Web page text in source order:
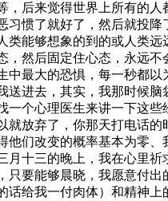
，后来觉得世界上所有的
习惯了就好了，然后就投
类能够想象的到的或人类
，然后固定住心态，永远
中最大的恐惧，每一秒都
送进去，其实，我那时候
一个心理医生来讲一下这
就放弃了，你那天打电话
他们改变的概率基本为零
月十三的晚上，我在心里
只要能够晨晓，我愿意付
话给我一付肉体）和精神